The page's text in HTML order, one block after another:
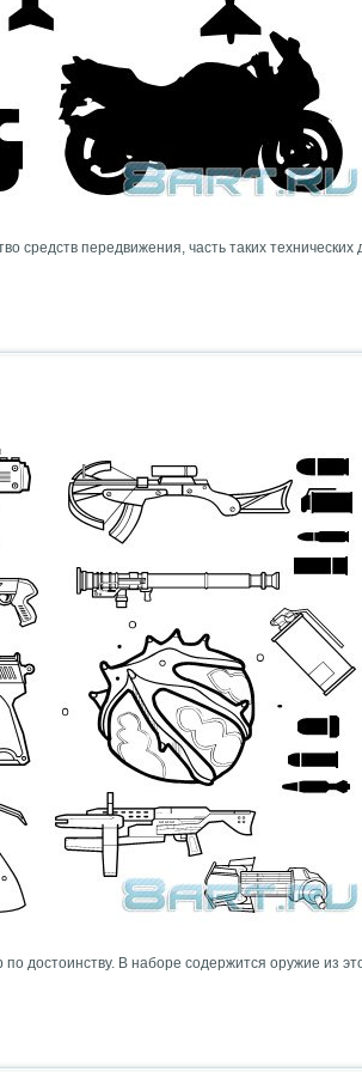
средств передвижения, часть таких технических
достоинству. В наборе содержится оружие из